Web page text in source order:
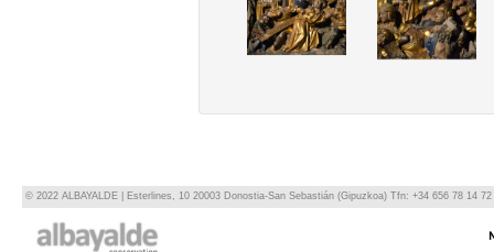
© 2022 ALBAYALDE | Esterlines, 10 20003 Donostia-San Sebastián (Gipuzkoa) Tfn: +34 656 78 14 72